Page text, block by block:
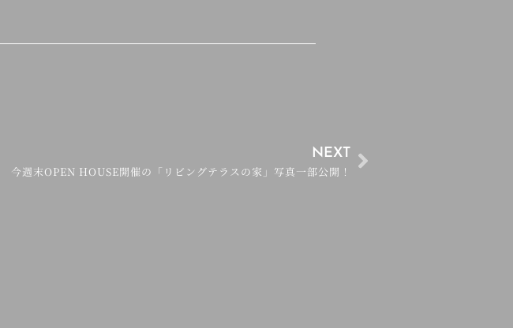
NEXT
今週末OPEN HOUSE開催の「リビングテラスの家」写真一部公開！